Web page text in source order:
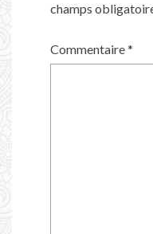
champs
Commentaire*